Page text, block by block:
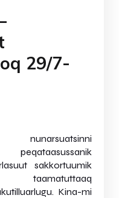
29/7-
peqataasussanik
sakkortuumik
taamatuttaaq
Kina-mi